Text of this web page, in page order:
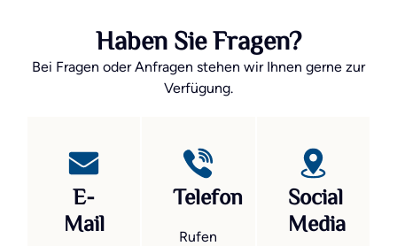
Haben Sie Fragen?
Bei Fragen oder Anfragen stehen wir Ihnen gerne zur
Verfügung.
E-
Mail
Telefon
Rufen
Social
Media